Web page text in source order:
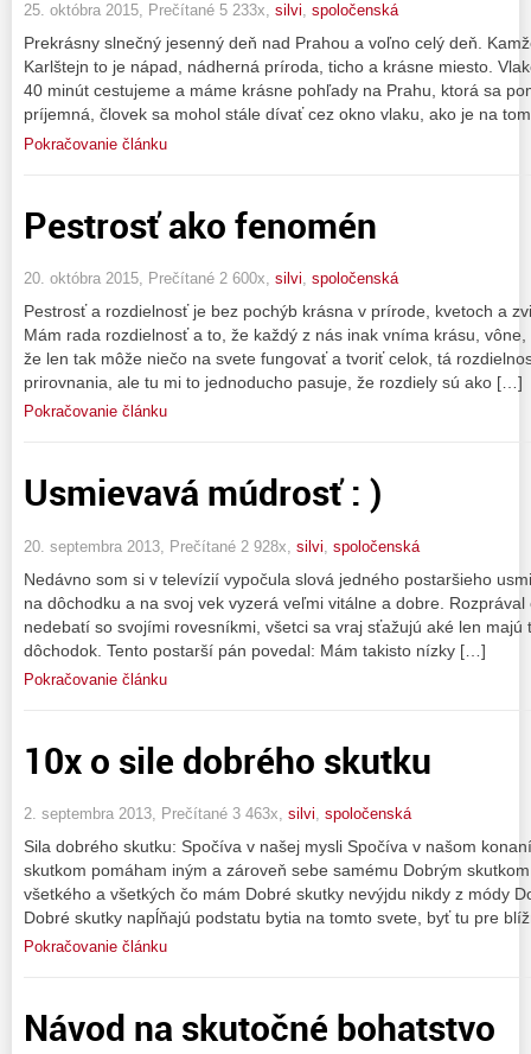
25. októbra 2015, Prečítané 5 233x, silvi, spoločenská
Prekrásny slnečný jesenný deň nad Prahou a voľno celý deň.
Karlštejn to je nápad, nádherná príroda, ticho a krásne miesto.
40 minút cestujeme a máme krásne pohľady na Prahu, ktorá sa
príjemná, človek sa mohol stále dívať cez okno vlaku, ako je na
Pokračovanie článku
Pestrosť ako fenomén
20. októbra 2015, Prečítané 2 600x, silvi, spoločenská
Pestrosť a rozdielnosť je bez pochýb krásna v prírode, kvetoch a
Mám rada rozdielnosť a to, že každý z nás inak vníma krásu,
že len tak môže niečo na svete fungovať a tvoriť celok, tá
prirovnania, ale tu mi to jednoducho pasuje, že rozdiely sú ako […]
Pokračovanie článku
Usmievavá múdrosť : )
20. septembra 2013, Prečítané 2 928x, silvi spoločenská
Nedávno som si v televízií vypočula slová jedného postaršieho
na dôchodku a na svoj vek vyzerá veľmi vitálne a dobre.
nedebatí so svojími rovesníkmi, všetci sa vraj sťažujú aké len majú
dôchodok. Tento postarší pán povedal: Mám takisto nízky […]
Pokračovanie článku
10x o sile dobrého skutku
2. septembra 2013, Prečítané 3 463x, silvi, spoločenská
Sila dobrého skutku: Spočíva v našej mysli Spočíva v našom
skutkom pomáham iným a zároveň sebe samému Dobrým
všetkého a všetkých čo mám Dobré skutky nevýjdu nikdy z módy
Dobré skutky napĺňajú podstatu bytia na tomto svete, byť tu pre
Pokračovanie článku
Návod na skutočné bohatstvo